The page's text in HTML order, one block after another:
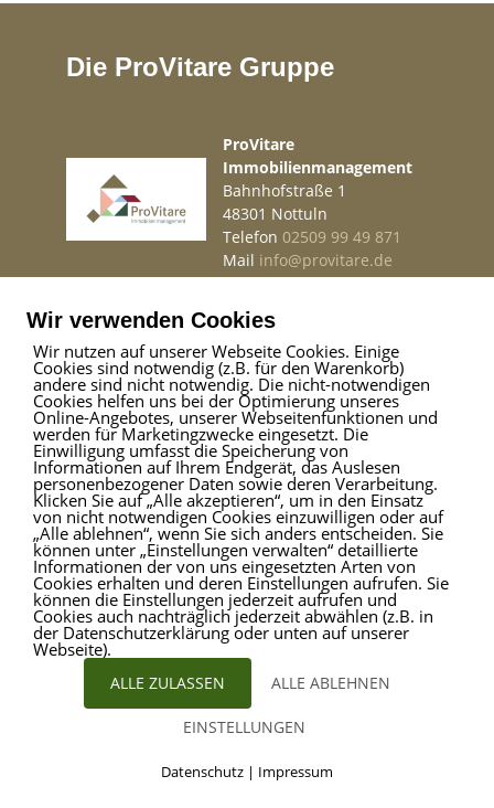
Die ProVitare Gruppe
ProVitare
Immobilienmanagement
Bahnhofstraße 1
48301 Nottuln
Telefon 02509 99 49 871
Mail info@provitare.de
Impressum|Haftungsausschluss
ProVitare Commercial
GmbH
Bahnhofstraße 1
48301 Nottuln
Telefon02509 99 49 871
Mailinfo@provitare.de
© ProVitare 2017 | designed von
Marketing & Design
Wir verwenden Cookies
Wir nutzen auf unserer Webseite Cookies. Einige
Cookies sind notwendig (z.B. für den Warenkorb)
andere sind nicht notwendig. Die nicht-notwendigen
Cookies helfen uns bei der Optimierung unseres
Online-Angebotes, unserer Webseitenfunktionen und
werden für Marketingzwecke eingesetzt. Die
Einwilligung umfasst die Speicherung von
Informationen auf Ihrem Endgerät, das Auslesen
personenbezogener Daten sowie deren Verarbeitung.
Klicken Sie auf „Alle akzeptieren“, um in den Einsatz
von nicht notwendigen Cookies einzuwilligen oder auf
„Alle ablehnen“, wenn Sie sich anders entscheiden. Sie
können unter „Einstellungen verwalten“ detaillierte
Informationen der von uns eingesetzten Arten von
Cookies erhalten und deren Einstellungen aufrufen. Sie
können die Einstellungen jederzeit aufrufen und
Cookies auch nachträglich jederzeit abwählen (z.B. in
der Datenschutzerklärung oder unten auf unserer
Webseite).
ALLE ZULASSEN ALLE ABLEHNEN
EINSTELLUNGEN
Datenschutz | Impressum